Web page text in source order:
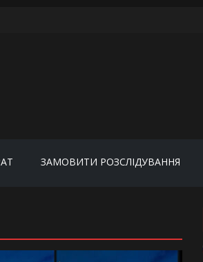
ЗАМОВИТИ РОЗСЛІДУВАННЯ